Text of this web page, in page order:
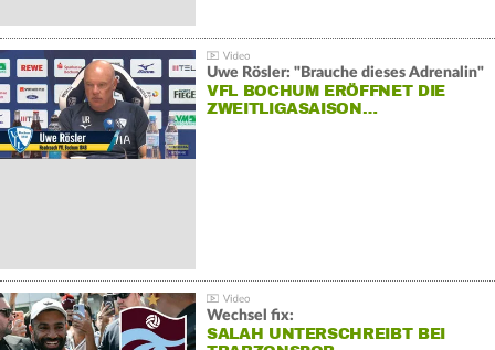
Uwe Rösler: "Brauche dieses Adrenalin"
VFL BOCHUM ERÖFFNET DIE
ZWEITLIGASAISON…
Wechsel fix:
SALAH UNTERSCHREIBT BEI